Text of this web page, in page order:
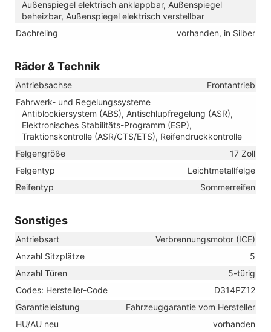
Außenspiegel elektrisch anklappbar, Außenspiegel
beheizbar, Außenspiegel elektrisch verstellbar
Dachreling
vorhanden, in Silber
Räder & Technik
Antriebsachse
Frontantrieb
Fahrwerk- und Regelungssysteme
Antiblockiersystem (ABS), Antischlupfregelung (ASR),
Elektronisches Stabilitäts-Programm (ESP),
Traktionskontrolle (ASR/CTS/ETS), Reifendruckkontrolle
Felgengröße
17 Zoll
Felgentyp
Leichtmetallfelge
Reifentyp
Sommerreifen
Sonstiges
Antriebsart
Verbrennungsmotor (ICE)
Anzahl Sitzplätze
5
Anzahl Türen
5-türig
Codes: Hersteller-Code
D314PZ12
Garantieleistung
Fahrzeuggarantie vom Hersteller
HU/AU neu
vorhanden